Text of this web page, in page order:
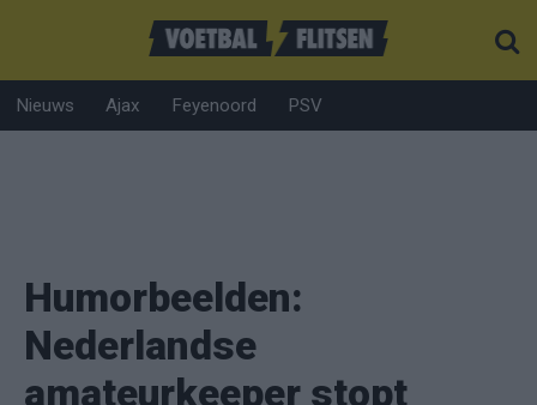
Nieuws Ajax Feyenoord PSV
Humorbeelden:
Nederlandse
amateurkeeper stopt